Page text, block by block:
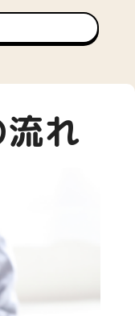
れ